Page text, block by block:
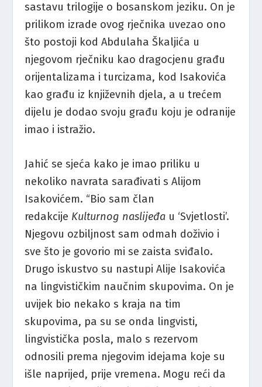
sastavu trilogije o bosanskom jeziku. On je
prilikom izrade ovog rječnika uvezao ono
što postoji kod Abdulaha Škaljića u
njegovom rječniku kao dragocjenu građu
orijentalizama i turcizama, kod Isakovića
kao građu iz književnih djela, a u trećem
dijelu je dodao svoju građu koju je odranije
imao i istražio.
Jahić se sjeća kako je imao priliku u
nekoliko navrata sarađivati s Alijom
Isakovićem. “Bio sam član
redakcije Kulturnog naslijeđa u ‘Svjetlosti’.
Njegovu ozbiljnost sam odmah doživio i
sve što je govorio mi se zaista sviđalo.
Drugo iskustvo su nastupi Alije Isakovića
na lingvističkim naučnim skupovima. On je
uvijek bio nekako s kraja na tim
skupovima, pa su se onda lingvisti,
lingvistička posla, malo s rezervom
odnosili prema njegovim idejama koje su
išle naprijed, prije vremena. Mogu reći da